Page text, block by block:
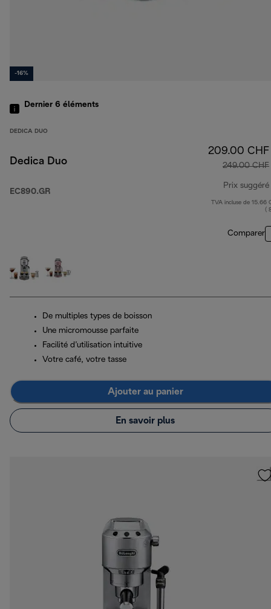
-16%
Dernier 6 éléments
DEDICA DUO
Dedica Duo
EC890.GR
209.00 CHF
249.00 CHF
Prix suggéré
TVA incluse de 15.66
(
Comparer
De multiples types de boisson
Une micromousse parfaite
Facilité d’utilisation intuitive
Votre café, votre tasse
Ajouter au panier
En savoir plus